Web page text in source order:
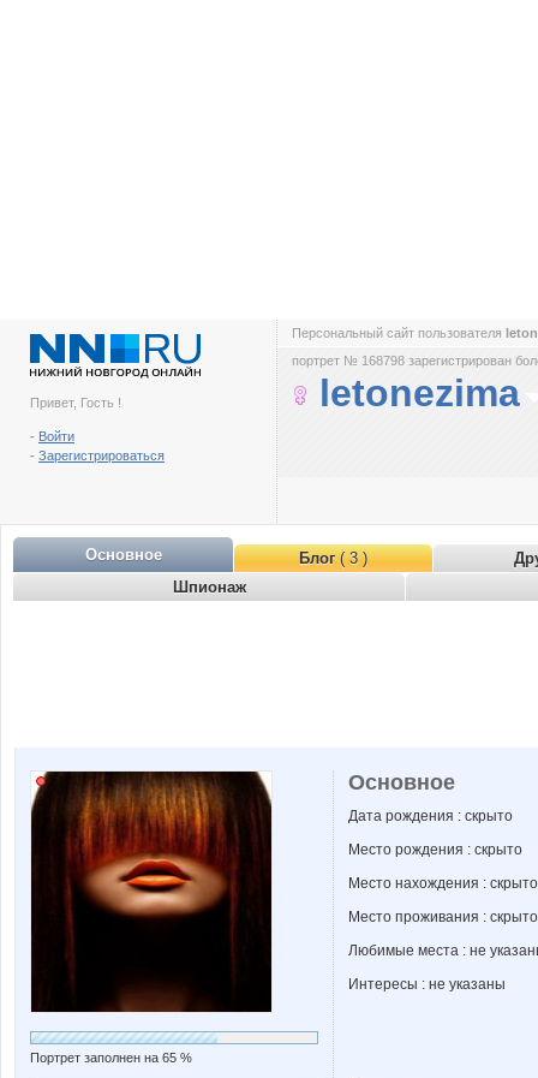
Привет, Гость !
- Войти
- Зарегистрироваться
Персональный сайт пользователя
портрет № 168798 зарегистрирован
letonezima
Основное Блог( 3 )
Шпионаж
Портрет заполнен на 65 %
Основное
Дата рождения : скрыто
Место рождения : скрыто
Место нахождения : скрыто
Место проживания : скрыто
Любимые места : не
Интересы : не указаны